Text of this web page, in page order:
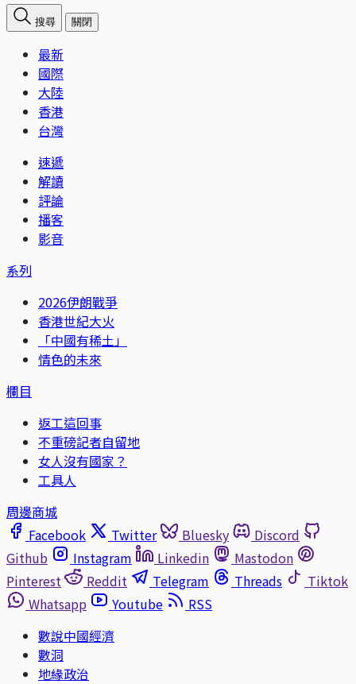
搜尋 關閉
最新
國際
大陸
香港
台灣
速遞
解讀
評論
播客
影音
系列
2026伊朗戰爭
香港世紀大火
「中國有稀土」
情色的未來
欄目
返工這回事
不重磅記者自留地
女人沒有國家？
工具人
周邊商城
Facebook
Twitter Bluesky
Discord
Github
Instagram Linkedin
Mastodon
Pinterest
Reddit Telegram Threads
Tiktok
Whatsapp
Youtube
RSS
數說中國經濟
數洞
地緣政治